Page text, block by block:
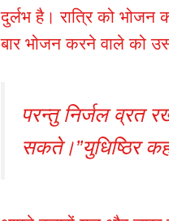
दुर्लभ है। रात्रि को
बार भोजन करने वाले को
परन्तु निर्जल व्रत
सकते।”युधिष्ठिर